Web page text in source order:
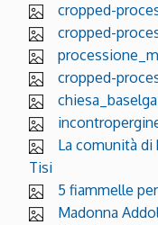
cropped-
cropped-
cropped-
La comunità di
Tisi
5 fiammelle
Madonna